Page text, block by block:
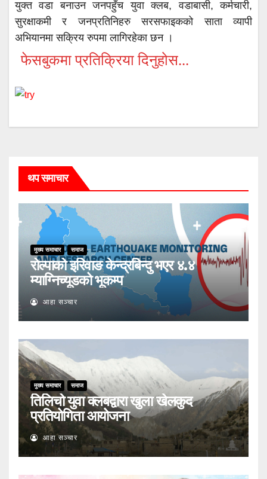
युक्त वडा बनाउन जनपहुँच युवा क्लब, वडाबासी, कर्मचारी,
सुरक्षाकमी र जनप्रतिनिहरु सरसफाइकको साता व्यापी
अभियानमा सक्रिय रुपमा लागिरहेका छन ।
फेसबुकमा प्रतिक्रिया दिनुहोस...
थप समाचार
मुख्य समाचार समाज
रोल्पाको इरिवाङ केन्द्रबिन्दु भएर ४.४
म्याग्निच्यूडको भूकम्प
आहा सञ्चार
मुख्य समाचार समाज
तिलिचो युवा क्लबद्वारा खुला खेलकुद
प्रतियोगिता आयोजना
आहा सञ्चार